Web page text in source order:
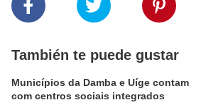
También te puede gustar
Municípios da Damba e Uíge contam
com centros sociais integrados